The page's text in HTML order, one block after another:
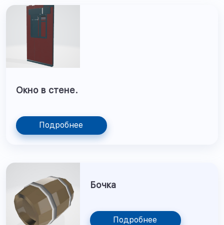
Окно в стене.
Подробнее
Бочка
Подробнее